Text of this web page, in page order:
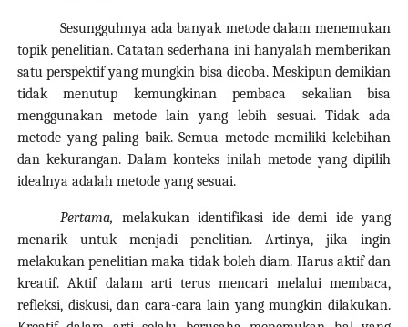
Sesungguhnya ada banyak metode dalam menemukan
topik penelitian. Catatan sederhana ini hanyalah memberikan
satu perspektif yang mungkin bisa dicoba. Meskipun demikian
tidak menutup kemungkinan pembaca sekalian bisa
menggunakan metode lain yang lebih sesuai. Tidak ada
metode yang paling baik. Semua metode memiliki kelebihan
dan kekurangan. Dalam konteks inilah metode yang dipilih
idealnya adalah metode yang sesuai.
Pertama, melakukan identifikasi ide demi ide yang
menarik untuk menjadi penelitian. Artinya, jika ingin
melakukan penelitian maka tidak boleh diam. Harus aktif dan
kreatif. Aktif dalam arti terus mencari melalui membaca,
refleksi, diskusi, dan cara-cara lain yang mungkin dilakukan.